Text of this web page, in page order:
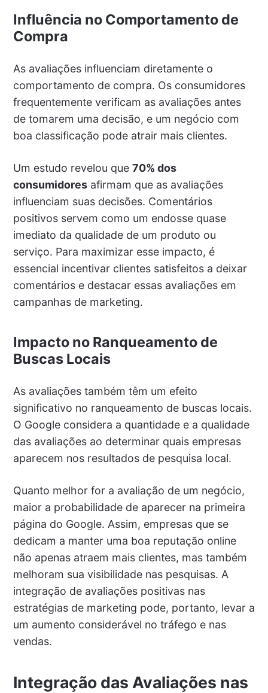
Influência no Comportamento de
Compra
As avaliações influenciam diretamente o
comportamento de compra. Os consumidores
frequentemente verificam as avaliações antes
de tomarem uma decisão, e um negócio com
boa classificação pode atrair mais clientes.
Um estudo revelou que 70% dos
consumidoresafirmam que as avaliações
influenciam suas decisões. Comentários
positivos servem como um endosse quase
imediato da qualidade de um produto ou
serviço. Para maximizar esse impacto, é
essencial incentivar clientes satisfeitos a deixar
comentários e destacar essas avaliações em
campanhas de marketing.
Impacto no Ranqueamento de
Buscas Locais
As avaliações também têm um efeito
significativo no ranqueamento de buscas locais.
O Google considera a quantidade e a qualidade
das avaliações ao determinar quais empresas
aparecem nos resultados de pesquisa local.
Quanto melhor for a avaliação de um negócio,
maior a probabilidade de aparecer na primeira
página do Google. Assim, empresas que se
dedicam a manter uma boa reputação online
não apenas atraem mais clientes, mas também
melhoram sua visibilidade nas pesquisas. A
integração de avaliações positivas nas
estratégias de marketing pode, portanto, levar a
um aumento considerável no tráfego e nas
vendas.
Integração das Avaliações nas